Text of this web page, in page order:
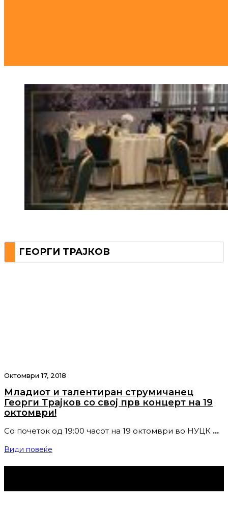
ГЕОРГИ ТРАЈКОВ
Октомври 17, 2018
Младиот и талентиран струмичанец
Георги Трајков со свој прв концерт на 19
октомври!
Со почеток од 19:00 часот на 19 октомври во НУЦК …
Види повеќе